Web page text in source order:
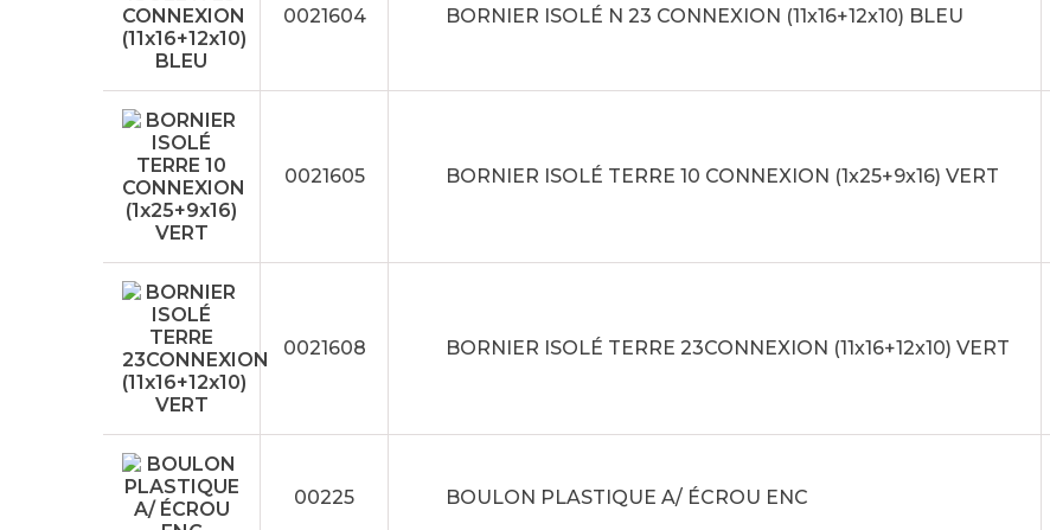
0021604 BORNIER ISOLÉ N 23 CONNEXION (11x16+12x10) BLEU
0021605 BORNIER ISOLÉ TERRE 10 CONNEXION (1x25+9x16) VERT
0021608 BORNIER ISOLÉ TERRE 23CONNEXION (11x16+12x10) VERT
00225 BOULON PLASTIQUE A/ ÉCROU ENC